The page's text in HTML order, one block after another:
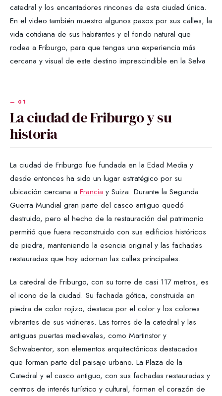
catedral y los encantadores rincones de esta ciudad única.
En el video también muestro algunos pasos por sus calles, la
vida cotidiana de sus habitantes y el fondo natural que
rodea a Friburgo, para que tengas una experiencia más
cercana y visual de este destino imprescindible en la Selva
La ciudad de Friburgo y su
historia
La ciudad de Friburgo fue fundada en la Edad Media y
desde entonces ha sido un lugar estratégico por su
ubicación cercana a Francia y Suiza. Durante la Segunda
Guerra Mundial gran parte del casco antiguo quedó
destruido, pero el hecho de la restauración del patrimonio
permitió que fuera reconstruido con sus edificios históricos
de piedra, manteniendo la esencia original y las fachadas
restauradas que hoy adornan las calles principales.
La catedral de Friburgo, con su torre de casi 117 metros, es
el icono de la ciudad. Su fachada gótica, construida en
piedra de color rojizo, destaca por el color y los colores
vibrantes de sus vidrieras. Las torres de la catedral y las
antiguas puertas medievales, como Martinstor y
Schwabentor, son elementos arquitectónicos destacados
que forman parte del paisaje urbano. La Plaza de la
Catedral y el casco antiguo, con sus fachadas restauradas y
centros de interés turístico y cultural, forman el corazón de